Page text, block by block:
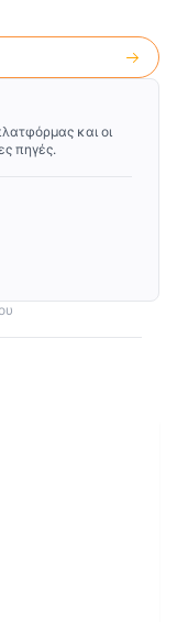
και οι
πηγές.